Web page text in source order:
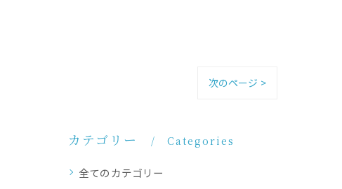
次のページ >
カテゴリー Categories
全てのカテゴリー